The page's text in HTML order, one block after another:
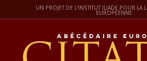
UN PROJET DE L'INSTITUT ILIADE POUR LA
EUROPÉENNE